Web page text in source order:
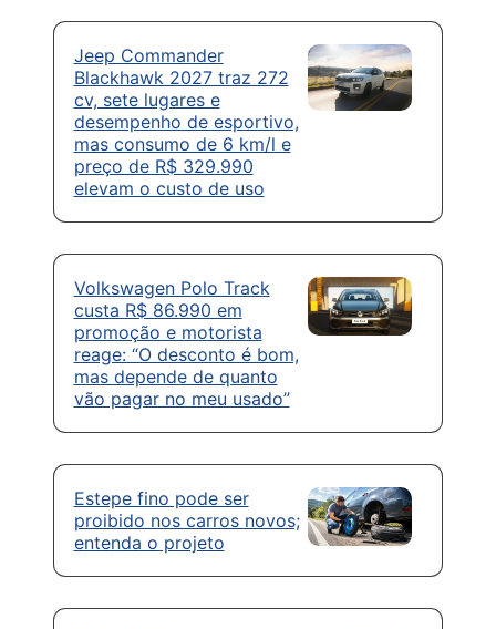
Jeep Commander
Blackhawk 2027 traz 272
cv, sete lugares e
desempenho de esportivo,
mas consumo de 6 km/l e
preço de R$ 329.990
elevam o custo de uso
Volkswagen Polo Track
custa R$ 86.990 em
promoção e motorista
reage: “O desconto é bom,
mas depende de quanto
vão pagar no meu usado”
Estepe fino pode ser
proibido nos carros novos;
entenda o projeto